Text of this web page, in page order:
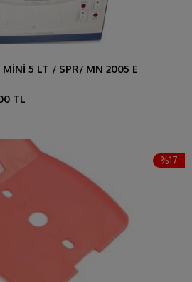
MİNİ 5 LT / SPR/ MN 2005 E
TL
%17